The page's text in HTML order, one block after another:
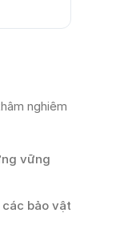
nghiêm
vững
bảo vật